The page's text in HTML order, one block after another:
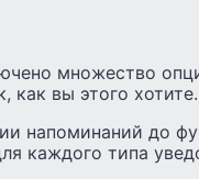
множество
как вы этого хотите.
напоминаний до
каждого типа